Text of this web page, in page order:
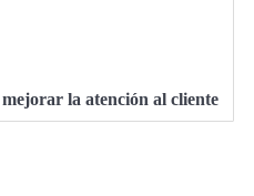
la atención al cliente